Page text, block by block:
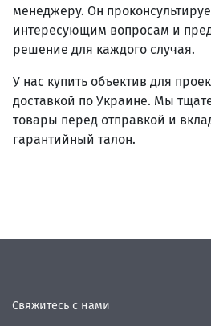
менеджеру. Он
интересующим вопросам и
решение для каждого случая.
У нас купить объектив для
доставкой по Украине. Мы
товары перед отправкой и
гарантийный талон.
Свяжитесь с нами